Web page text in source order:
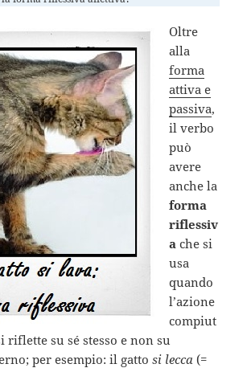
Oltre
alla
forma
attiva e
passiva,
il verbo
può
avere
anche la
forma
riflessiv
a che si
usa
quando
l’azione
compiut
riflette su sé stesso e non su
per esempio: il gattosi lecca (=